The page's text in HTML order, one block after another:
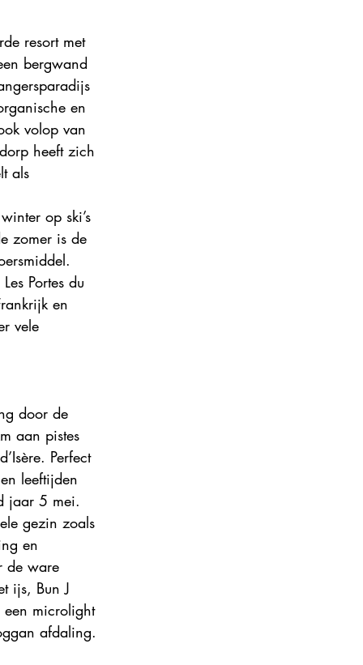
resort met
bergwand
en
volop van
heeft zich
als
op ski’s
zomer is de
Portes du
en
vele
door de
aan pistes
Perfect
leeftijden
jaar 5 mei.
gezin zoals
en
de ware
ijs, Bun J
microlight
afdaling.